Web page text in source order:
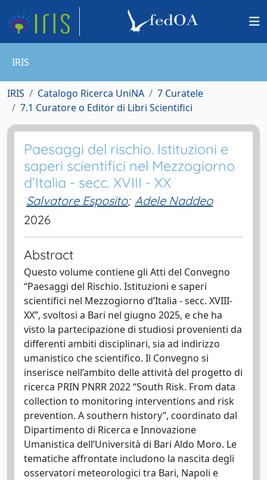
IRIS
IRIS Catalogo Ricerca UniNA
7 Curatele
7.1 Curatore o Editor di Libri Scientifici
Paesaggi del rischio. Istituzioni e
saperi scientifici nel Mezzogiorno
d’Italia - secc. XVIII - XX
Salvatore Esposito; Adele Naddeo
2026
Abstract
Questo volume contiene gli Atti del Convegno
“Paesaggi del Rischio. Istituzioni e saperi
scientifici nel Mezzogiorno d’Italia - secc. XVIII-
XX”, svoltosi a Bari nel giugno 2025, e che ha
visto la partecipazione di studiosi provenienti da
differenti ambiti disciplinari, sia ad indirizzo
umanistico che scientifico. Il Convegno si
inserisce nell’ambito delle attività del progetto di
ricerca PRIN PNRR 2022 “South Risk. From data
collection to monitoring interventions and risk
prevention. A southern history”, coordinato dal
Dipartimento di Ricerca e Innovazione
Umanistica dell’Università di Bari Aldo Moro. Le
tematiche affrontate includono la nascita degli
osservatori meteorologici tra Bari, Napoli e